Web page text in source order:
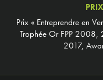
Prix « Entreprendre en
Trophée Or FPP 2008,
2017,